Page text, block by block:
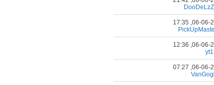
06-06-
17:35
06-06-
12:36
06-06-
07:27